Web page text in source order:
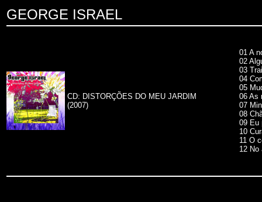
GEORGE ISRAEL
CD: DISTORÇÕES DO MEU JARDIM
(2007)
01 A
02
03
04
05
06 As
07
08
09 Eu
10
11 O
12 No